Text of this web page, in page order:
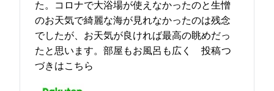
た。コロナで大浴場が使えなかったのと生憎
のお天気で綺麗な海が見れなかったのは残念
でしたが、お天気が良ければ最高の眺めだっ
たと思います。部屋もお風呂も広く… 2023-03-19 17:07:12投稿つ
づきはこちら